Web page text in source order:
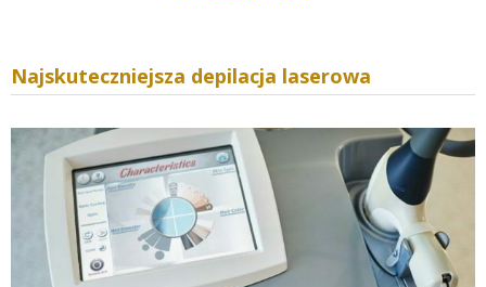
Najskuteczniejsza depilacja laserowa